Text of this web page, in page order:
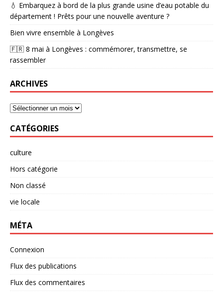
💧 Embarquez à bord de la plus grande usine d’eau potable du
département ! Prêts pour une nouvelle aventure ?
Bien vivre ensemble à Longèves
🇫🇷 8 mai à Longèves : commémorer, transmettre, se
rassembler
ARCHIVES
CATÉGORIES
culture
Hors catégorie
Non classé
vie locale
MÉTA
Connexion
Flux des publications
Flux des commentaires